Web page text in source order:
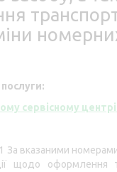
сервісному
За вказаними
щодо оформлення